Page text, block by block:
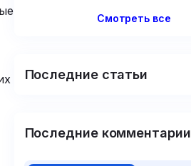
Смотреть все
Последние статьи
Последние комментарии